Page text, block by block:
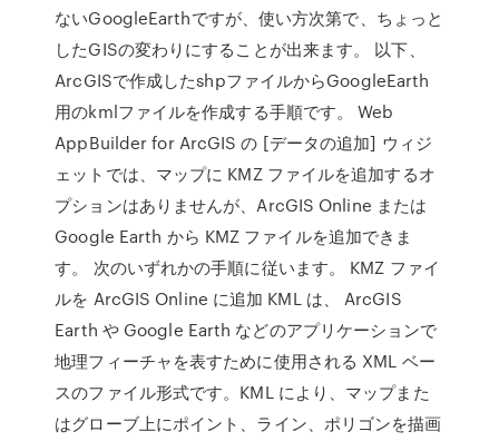
ないGoogleEarthですが、使い方次第で、ちょっと
したGISの変わりにすることが出来ます。 以下、
ArcGISで作成したshpファイルからGoogleEarth
用のkmlファイルを作成する手順です。 Web
AppBuilder for ArcGIS の [データの追加] ウィジ
ェットでは、マップに KMZ ファイルを追加するオ
プションはありませんが、ArcGIS Online または
Google Earth から KMZ ファイルを追加できま
す。 次のいずれかの手順に従います。 KMZ ファイ
ルを ArcGIS Online に追加 KML は、 ArcGIS
Earth や Google Earth などのアプリケーションで
地理フィーチャを表すために使用される XML ベー
スのファイル形式です。KML により、マップまた
はグローブ上にポイント、ライン、ポリゴンを描画